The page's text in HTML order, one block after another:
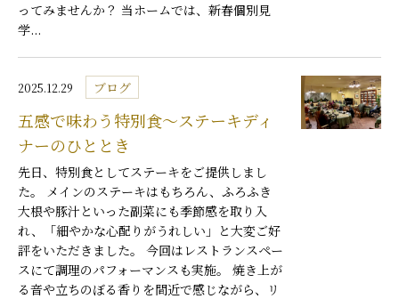
ってみませんか？ 当ホームでは、新春個別見
学...
2025.12.29 ブログ
五感で味わう特別食～ステーキディ
ナーのひととき
先日、特別食としてステーキをご提供しまし
た。 メインのステーキはもちろん、ふろふき
大根や豚汁といった副菜にも季節感を取り入
れ、「細やかな心配りがうれしい」と大変ご好
評をいただきました。 今回はレストランスペー
スにて調理のパフォーマンスも実施。 焼き上が
る音や立ちのぼる香りを間近で感じながら、リ